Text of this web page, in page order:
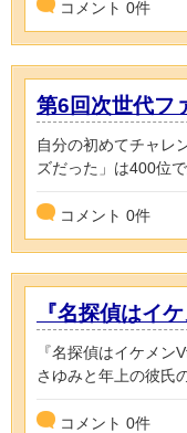
コメント 0件
第6回次世代フ
自分の初めてチャレ
ズだった」は400位
コメント 0件
『名探偵はイ
『名探偵はイケメ
さゆみと年上の彼氏
コメント 0件